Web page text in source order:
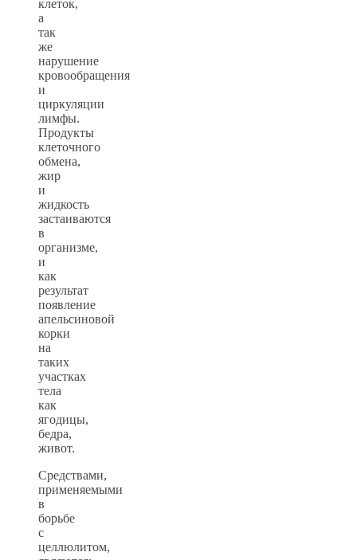
клеток,
а
так
же
нарушение
кровообращения
и
циркуляции
лимфы.
Продукты
клеточного
обмена,
жир
и
жидкость
застаиваются
в
организме,
и
как
результат
появление
апельсиновой
корки
на
таких
участках
тела
как
ягодицы,
бедра,
живот.
Средствами,
применяемыми
в
борьбе
с
целлюлитом,